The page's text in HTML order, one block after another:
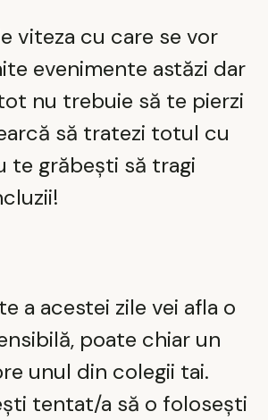
viteza cu care se vor
evenimente astăzi dar
nu trebuie să te pierzi
să tratezi totul cu
te grăbești să tragi
a acestei zile vei afla o
poate chiar un
unul din colegii tai.
tentat/a să o folosești